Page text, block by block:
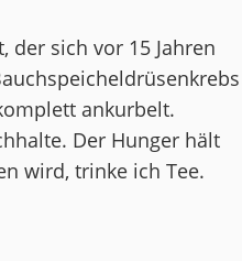
der sich vor 15 Jahren
ankurbelt.
Der Hunger hält
wird, trinke ich Tee.